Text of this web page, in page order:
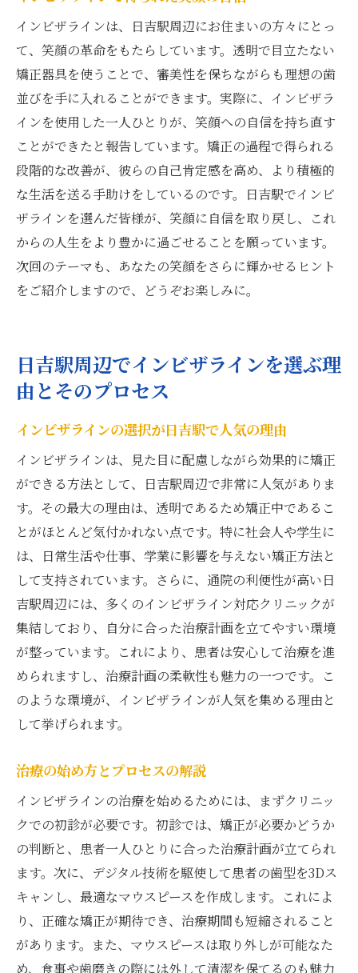
インビザラインは、日吉駅周辺にお住まいの方々にとっ
て、笑顔の革命をもたらしています。透明で目立たない
矯正器具を使うことで、審美性を保ちながらも理想の歯
並びを手に入れることができます。実際に、インビザラ
インを使用した一人ひとりが、笑顔への自信を持ち直す
ことができたと報告しています。矯正の過程で得られる
段階的な改善が、彼らの自己肯定感を高め、より積極的
な生活を送る手助けをしているのです。日吉駅でインビ
ザラインを選んだ皆様が、笑顔に自信を取り戻し、これ
からの人生をより豊かに過ごせることを願っています。
次回のテーマも、あなたの笑顔をさらに輝かせるヒント
をご紹介しますので、どうぞお楽しみに。
日吉駅周辺でインビザラインを選ぶ理
由とそのプロセス
インビザラインの選択が日吉駅で人気の理由
インビザラインは、見た目に配慮しながら効果的に矯正
ができる方法として、日吉駅周辺で非常に人気がありま
す。その最大の理由は、透明であるため矯正中であるこ
とがほとんど気付かれない点です。特に社会人や学生に
は、日常生活や仕事、学業に影響を与えない矯正方法と
して支持されています。さらに、通院の利便性が高い日
吉駅周辺には、多くのインビザライン対応クリニックが
集結しており、自分に合った治療計画を立てやすい環境
が整っています。これにより、患者は安心して治療を進
められますし、治療計画の柔軟性も魅力の一つです。こ
のような環境が、インビザラインが人気を集める理由と
して挙げられます。
治療の始め方とプロセスの解説
インビザラインの治療を始めるためには、まずクリニッ
クでの初診が必要です。初診では、矯正が必要かどうか
の判断と、患者一人ひとりに合った治療計画が立てられ
ます。次に、デジタル技術を駆使して患者の歯型を3Dス
キャンし、最適なマウスピースを作成します。これによ
り、正確な矯正が期待でき、治療期間も短縮されること
があります。また、マウスピースは取り外しが可能なた
め、食事や歯磨きの際には外して清潔を保てるのも魅力